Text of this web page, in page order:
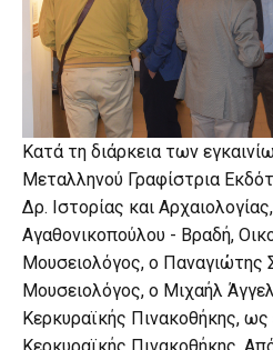
Κατά τη διάρκεια των
Μεταλληνού Γραφίστρια
Δρ. Ιστορίας και
Αγαθονικοπούλου - Βραδή,
Μουσειολόγος, ο Παναγιώτης
Μουσειολόγος, ο Μιχαήλ
Κερκυραϊκής Πινακοθήκης,